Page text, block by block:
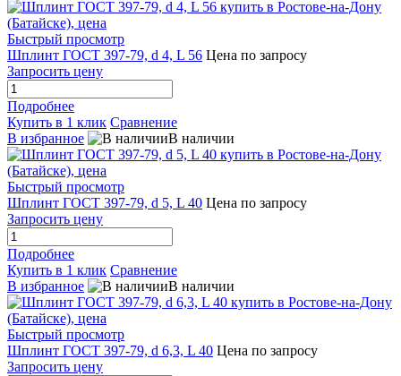
Быстрый просмотр
Шплинт ГОСТ 397-79, d 4, L 56 Цена по запросу
Запросить цену
Подробнее
Купить в 1 клик Сравнение
В избранное
В наличии
Быстрый просмотр
Шплинт ГОСТ 397-79, d 5, L 40 Цена по запросу
Запросить цену
Подробнее
Купить в 1 клик Сравнение
В избранное
В наличии
Быстрый просмотр
Шплинт ГОСТ 397-79, d 6,3, L 40 Цена по запросу
Запросить цену